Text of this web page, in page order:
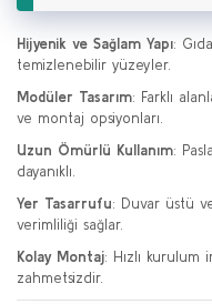
Hijyenik ve Sağlam Yapı:
temizlenebilir yüzeyler.
Modüler Tasarım: Farklı
ve montaj opsiyonları.
Uzun Ömürlü Kullanım:
dayanıklı.
Yer Tasarrufu: Duvar üstü
verimliliği sağlar.
Kolay Montaj: Hızlı kurulum
zahmetsizdir.